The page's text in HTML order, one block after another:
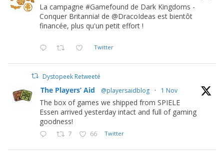
La campagne #Gamefound de Dark Kingdoms -
Conquer Britannia! de @DracoIdeas est bientôt
financée, plus qu'un petit effort !
Twitter
Dystopeek Retweeté
The Players’ Aid @playersaidblog · 1 Nov
The box of games we shipped from SPIELE
Essen arrived yesterday intact and full of gaming
goodness!
7 66 Twitter